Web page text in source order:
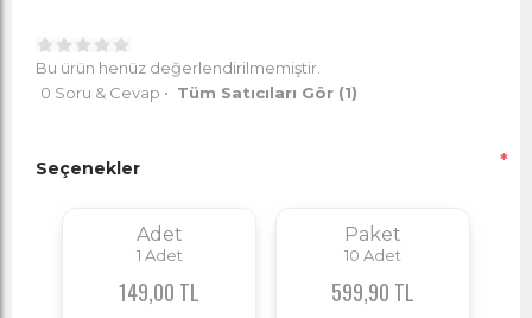
Bu ürün henüz değerlendirilmemiştir.
0 Soru & Cevap • Tüm Satıcıları Gör (1)
Seçenekler *
Adet
1 Adet
149,00 TL
Paket
10 Adet
599,90 TL